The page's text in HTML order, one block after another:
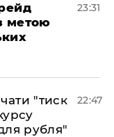
метою
23:31
"тиск
рубля"
22:47